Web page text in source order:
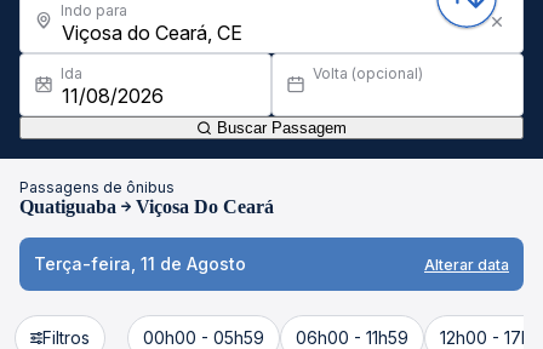
Indo para
Ida Volta (opcional)
Buscar Passagem
Passagens de ônibus
Quatiguaba Viçosa Do Ceará
Terça-feira, 11 de Agosto Alterar data
Filtros 00h00 - 05h59 06h00 - 11h59 12h00 -